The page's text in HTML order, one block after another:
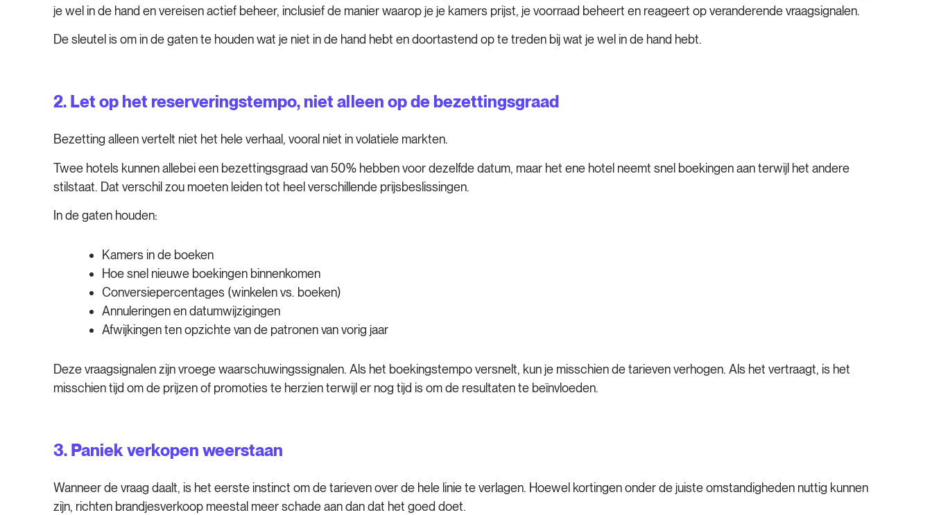
je wel in de hand en vereisen actief beheer, inclusief de manier waarop je je kamers prijst, je voorraad beheert en reageert op veranderende vraagsignalen.
De sleutel is om in de gaten te houden wat je niet in de hand hebt en doortastend op te treden bij wat je wel in de hand hebt.
2. Let op het reserveringstempo, niet alleen op de bezettingsgraad
Bezetting alleen vertelt niet het hele verhaal, vooral niet in volatiele markten.
Twee hotels kunnen allebei een bezettingsgraad van 50% hebben voor dezelfde datum, maar het ene hotel neemt snel boekingen aan terwijl het andere
stilstaat. Dat verschil zou moeten leiden tot heel verschillende prijsbeslissingen.
In de gaten houden:
Kamers in de boeken
Hoe snel nieuwe boekingen binnenkomen
Conversiepercentages (winkelen vs. boeken)
Annuleringen en datumwijzigingen
Afwijkingen ten opzichte van de patronen van vorig jaar
Deze vraagsignalen zijn vroege waarschuwingssignalen. Als het boekingstempo versnelt, kun je misschien de tarieven verhogen. Als het vertraagt, is het
misschien tijd om de prijzen of promoties te herzien terwijl er nog tijd is om de resultaten te beïnvloeden.
3. Paniek verkopen weerstaan
Wanneer de vraag daalt, is het eerste instinct om de tarieven over de hele linie te verlagen. Hoewel kortingen onder de juiste omstandigheden nuttig kunnen
zijn, richten brandjesverkoop meestal meer schade aan dan dat het goed doet.